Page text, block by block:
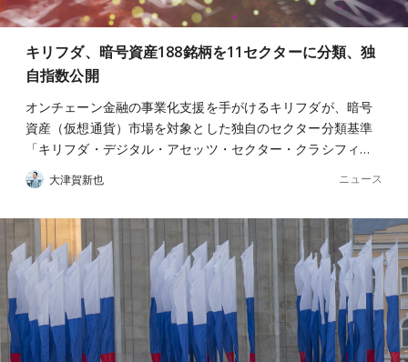
キリフダ、暗号資産188銘柄を11セクターに分類、独
自指数公開
オンチェーン金融の事業化支援を手がけるキリフダが、暗号
資産（仮想通貨）市場を対象とした独自のセクター分類基準
「キリフダ・デジタル・アセッツ・セクター・クラシフィ…
大津賀新也 ニュース